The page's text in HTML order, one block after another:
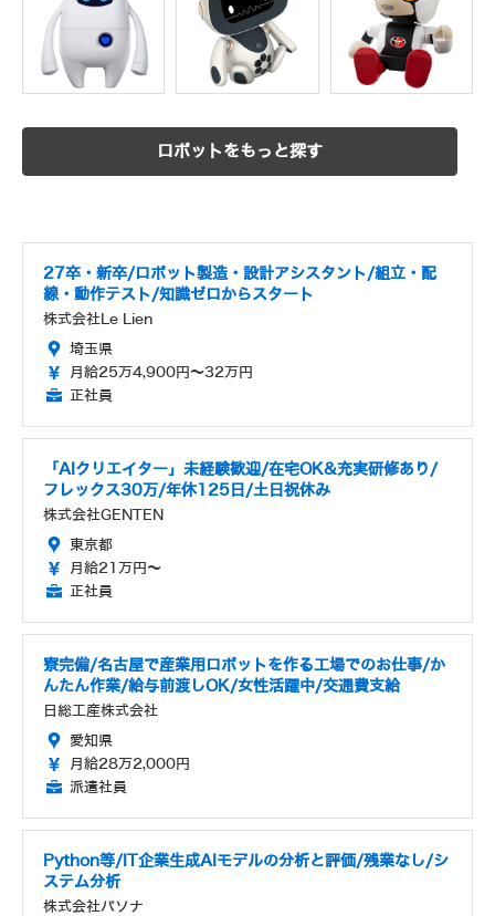
ロボットをもっと探す
27卒・新卒/ロボット製造・設計アシスタント/組立・配
線・動作テスト/知識ゼロからスタート
株式会社Le Lien
埼玉県
月給25万4,900円～32万円
正社員
「AIクリエイター」未経験歓迎/在宅OK&充実研修あり/
フレックス30万/年休125日/土日祝休み
株式会社GENTEN
東京都
月給21万円～
正社員
寮完備/名古屋で産業用ロボットを作る工場でのお仕事/か
んたん作業/給与前渡しOK/女性活躍中/交通費支給
日総工産株式会社
愛知県
月給28万2,000円
派遣社員
Python等/IT企業生成AIモデルの分析と評価/残業なし/シ
ステム分析
株式会社パソナ